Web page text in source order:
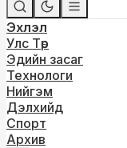
Эхлэл
Улс Төр
Эдийн засаг
Технологи
Нийгэм
Дэлхийд
Спорт
Архив